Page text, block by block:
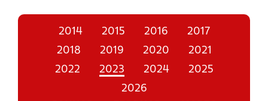
2014 2015 2016
2017
2018
2019 2020
2021
2022
2023 2024
2025
2026